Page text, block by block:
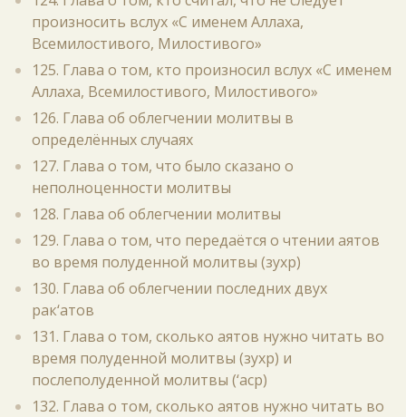
произносить вслух «С именем Аллаха,
Всемилостивого, Милостивого»
125. Глава о том, кто произносил вслух «С именем
Аллаха, Всемилостивого, Милостивого»
126. Глава об облегчении молитвы в
определённых случаях
127. Глава о том, что было сказано о
неполноценности молитвы
128. Глава об облегчении молитвы
129. Глава о том, что передаётся о чтении аятов
во время полуденной молитвы (зухр)
130. Глава об облегчении последних двух
рак‘атов
131. Глава о том, сколько аятов нужно читать во
время полуденной молитвы (зухр) и
послеполуденной молитвы (‘аср)
132. Глава о том, сколько аятов нужно читать во